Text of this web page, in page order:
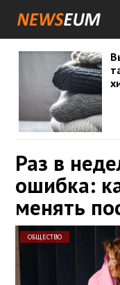
Раз в
ошибка:
менять
ОБЩЕСТВО